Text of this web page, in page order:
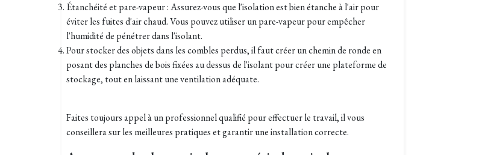
Étanchéité et pare-vapeur : Assurez-vous que l'isolation est bien étanche à l'air pour
éviter les fuites d'air chaud. Vous pouvez utiliser un pare-vapeur pour empêcher
l'humidité de pénétrer dans l'isolant.
Pour stocker des objets dans les combles perdus, il faut créer un chemin de ronde en
posant des planches de bois fixées au dessus de l'isolant pour créer une plateforme de
stockage, tout en laissant une ventilation adéquate.
Faites toujours appel à un professionnel qualifié pour effectuer le travail, il vous
conseillera sur les meilleures pratiques et garantir une installation correcte.